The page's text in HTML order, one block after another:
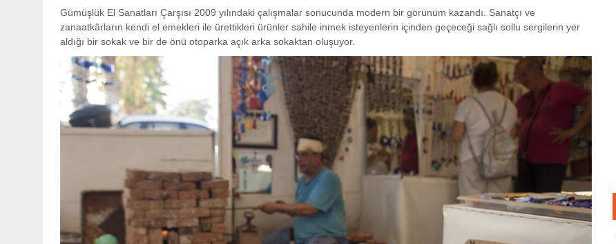
Gümüşlük El Sanatları Çarşısı 2009 yılındaki çalışmalar sonucunda modern bir görünüm kazandı. Sanatçı ve
zanaatkârların kendi el emekleri ile ürettikleri ürünler sahile inmek isteyenlerin içinden geçeceği sağlı sollu sergilerin yer
aldığı bir sokak ve bir de önü otoparka açık arka sokaktan oluşuyor.